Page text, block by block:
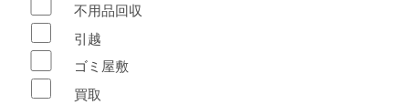
不用品回収
引越
ゴミ屋敷
買取